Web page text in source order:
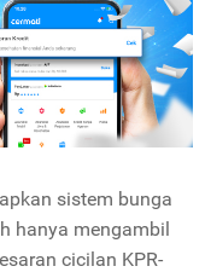
sistem bunga
hanya mengambil
cicilan KPR-